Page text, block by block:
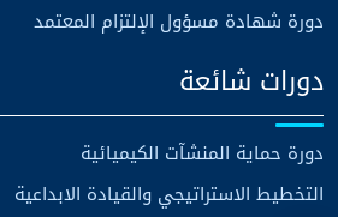
دورة شهادة مسؤول الإلتزام المعتمد
دورات شائعة
دورة حماية المنشآت الكيميائية
التخطيط الاستراتيجي والقيادة الابداعية